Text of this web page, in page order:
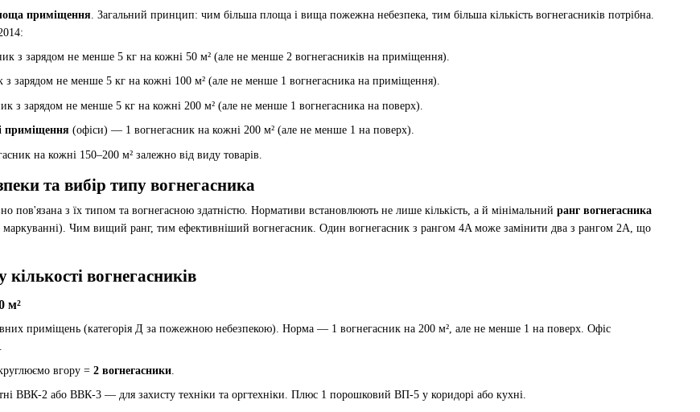
приміщення . Загальний принцип: чим більша площа і вища пожежна небезпека, тим більша кількість вогнегасників потрібна.
з зарядом не менше 5 кг на кожні 50 м² (але не менше 2 вогнегасників на приміщення).
з зарядом не менше 5 кг на кожні 100 м² (але не менше 1 вогнегасника на приміщення).
з зарядом не менше 5 кг на кожні 200 м² (але не менше 1 вогнегасника на поверх).
приміщення (офіси) — 1 вогнегасник на кожні 200 м² (але не менше 1 на поверх).
на кожні 150–200 м² залежно від виду товарів.
та вибір типу вогнегасника
пов'язана з їх типом та вогнегасною здатністю. Нормативи встановлюють не лише кількість, а й мінімальний ранг вогнегасника
маркуванні). Чим вищий ранг, тим ефективніший вогнегасник. Один вогнегасник з рангом 4A може замінити два з рангом 2A, що
вогнегасників
м²
приміщень (категорія Д за пожежною небезпекою). Норма — 1 вогнегасник на 200 м², але не менше 1 на поверх. Офіс
вгору = 2 вогнегасники.
ВВК-2 або ВВК-3 — для захисту техніки та оргтехніки. Плюс 1 порошковий ВП-5 у коридорі або кухні.